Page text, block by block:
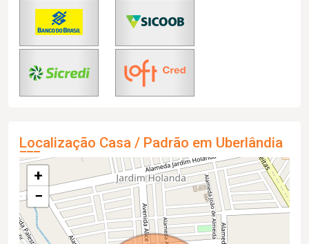
Localização Casa / Padrão em Uberlândia
+
−